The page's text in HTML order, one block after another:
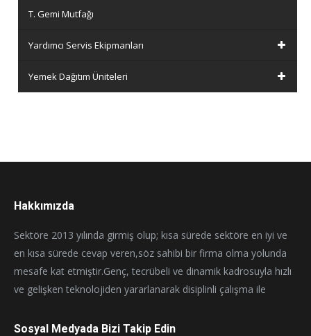
T. Gemi Mutfağı
Yardımcı Servis Ekipmanları
Yemek Dağıtım Üniteleri
Hakkımızda
Sektöre 2013 yılında girmiş olup; kısa sürede sektöre en iyi ve
en kısa sürede cevap veren,söz sahibi bir firma olma yolunda
mesafe kat etmiştir.Genç, tecrübeli ve dinamik kadrosuyla hızlı
ve gelişken teknolojiden yararlanarak disiplinli çalışma ile
Sosyal Medyada Bizi Takip Edin